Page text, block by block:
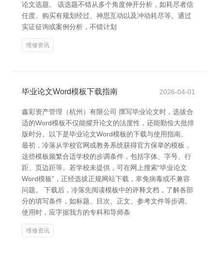
论文选题。 该选题不错从多个角度伸开分析，如耗尽者信
任度、购买有规划经过、神思互动以及冲动耗尽等。通过
实证征询或案例分析，不错计划
维修资讯
毕业论文Word模板下载指南 2026-04-01
鑫彩资产管理（杭州）有限公司 撰写毕业论文时，选拔合
适的Word模板不仅能擢升论文的法度性，还能勤俭大批排
版时分。以下是毕业论文Word模板的下载与使用指南。
最初，冷落从学校官网或教务系统获得官方保举的模板，
这些模板频繁合适学校的步调条件，包括字体、字号、行
距、页边距等。若学校未提供，可在网上搜索“毕业论文
Word模板”，正经选拔正规网站下载，幸免病毒或不兼容
问题。 下载后，冷落先阅读模板中的评释文档，了解各部
分的填写条件，如标题、目次、正文、参考文件等步调。
使用时，应字据我方的专科和导师条
维修资讯